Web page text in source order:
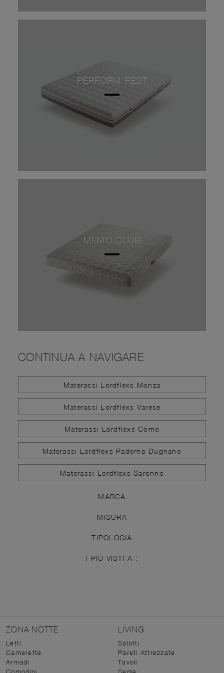
PERFORM REST
MEMO CLUB
CONTINUA A NAVIGARE
Materassi Lordflexs Monza
Materassi Lordflexs Varese
Materassi Lordflexs Como
Materassi Lordflexs Paderno Dugnano
Materassi Lordflexs Saronno
MARCA
MISURA
TIPOLOGIA
I PIÙ VISTI A :
ZONA NOTTE
Letti
Camerette
Armadi
LIVING
Salotti
Pareti Attrezzate
Tavoli